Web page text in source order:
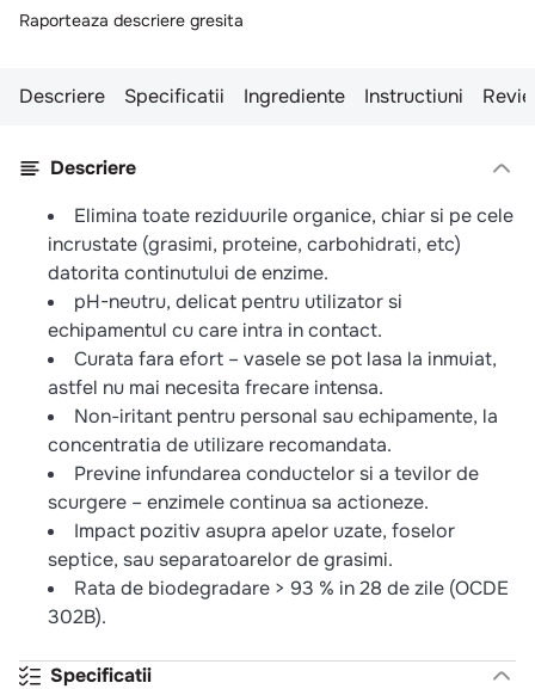
Raporteaza descriere gresita
Descriere Specificatii Ingrediente Instructiuni
Descriere
Elimina toate reziduurile organice, chiar si pe cele
incrustate (grasimi, proteine, carbohidrati, etc)
datorita continutului de enzime.
pH-neutru, delicat pentru utilizator si
echipamentul cu care intra in contact.
Curata fara efort – vasele se pot lasa la inmuiat,
astfel nu mai necesita frecare intensa.
Non-iritant pentru personal sau echipamente, la
concentratia de utilizare recomandata.
Previne infundarea conductelor si a tevilor de
scurgere – enzimele continua sa actioneze.
Impact pozitiv asupra apelor uzate, foselor
septice, sau separatoarelor de grasimi.
Rata de biodegradare > 93 % in 28 de zile (OCDE
302B).
Specificatii